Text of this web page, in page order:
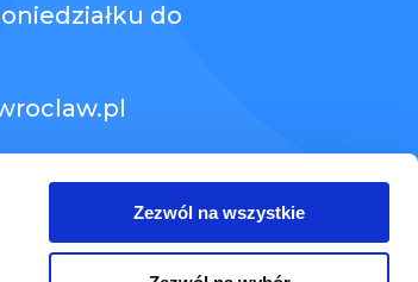
Zezwól na wszystkie
do